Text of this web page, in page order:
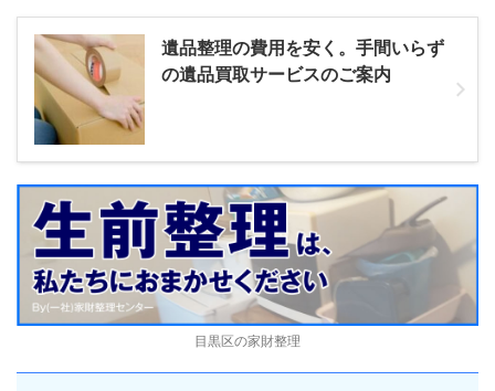
遺品整理の費用を安く。手間いらず
の遺品買取サービスのご案内
目黒区の家財整理